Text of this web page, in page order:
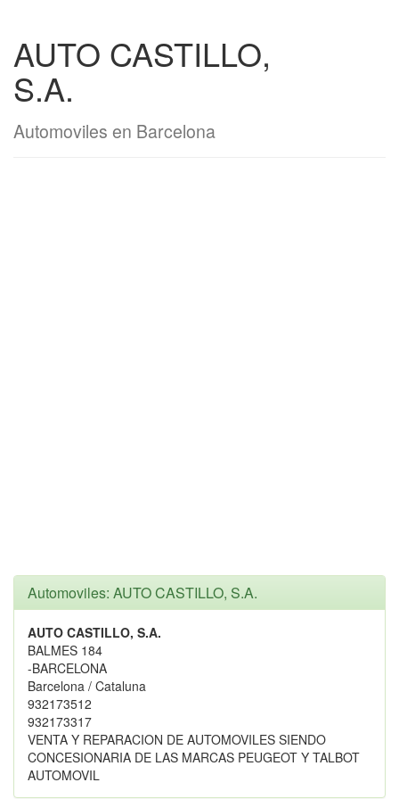
AUTO CASTILLO,
S.A.
Automoviles en Barcelona
Automoviles: AUTO CASTILLO, S.A.
AUTO CASTILLO, S.A.
BALMES 184
-BARCELONA
Barcelona / Cataluna
932173512
932173317
VENTA Y REPARACION DE AUTOMOVILES SIENDO
CONCESIONARIA DE LAS MARCAS PEUGEOT Y TALBOT
AUTOMOVIL